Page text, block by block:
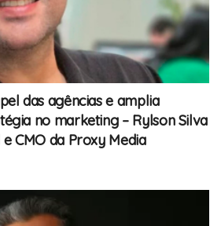
das agências e amplia
no marketing – Rylson Silva
CMO da Proxy Media